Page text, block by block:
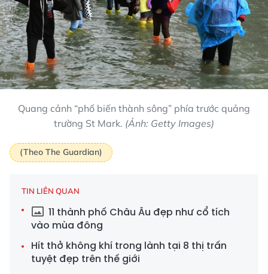
Quang cảnh “phố biến thành sông” phía trước quảng
trường St Mark. (Ảnh: Getty Images)
(Theo The Guardian)
TIN LIÊN QUAN
11 thành phố Châu Âu đẹp như cổ tích
vào mùa đông
Hít thở không khí trong lành tại 8 thị trấn
tuyệt đẹp trên thế giới